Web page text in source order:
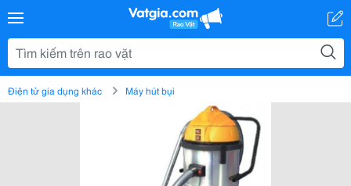
Điện tử gia dụng khác Máy hút bụi